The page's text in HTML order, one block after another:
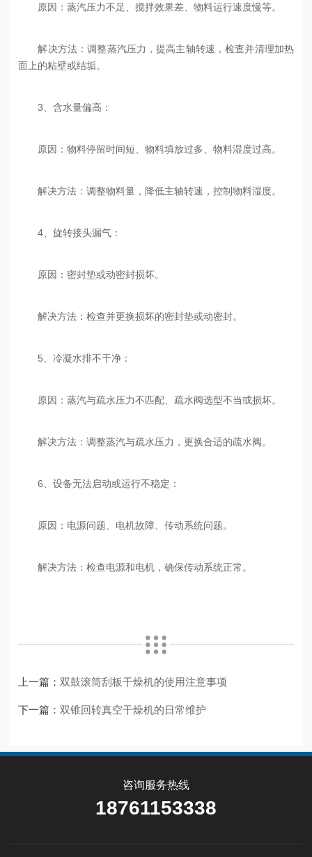
‌原因‌：蒸汽压力不足、搅拌效果差、物料运行速度慢等。
‌解决方法‌：调整蒸汽压力，提高主轴转速，检查并清理加热
面上的粘壁或结垢‌。
‌3、含水量偏高‌：
‌原因‌：物料停留时间短、物料填放过多、物料湿度过高。
‌解决方法‌：调整物料量，降低主轴转速，控制物料湿度‌。
‌4、旋转接头漏气‌：
‌原因‌：密封垫或动密封损坏。
‌解决方法‌：检查并更换损坏的密封垫或动密封‌。
‌5、冷凝水排不干净‌：
‌原因‌：蒸汽与疏水压力不匹配、疏水阀选型不当或损坏。
‌解决方法‌：调整蒸汽与疏水压力，更换合适的疏水阀‌。
‌6、设备无法启动或运行不稳定‌：
‌原因‌：电源问题、电机故障、传动系统问题。
‌解决方法‌：检查电源和电机，确保传动系统正常‌。
上一篇： 双鼓滚筒刮板干燥机的使用注意事项
下一篇： 双锥回转真空干燥机的日常维护
咨询服务热线
18761153338